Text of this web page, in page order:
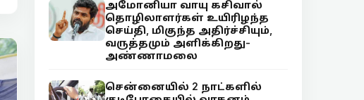
அமோனியா வாயு கசிவால்
தொழிலாளர்கள் உயிரிழந்த
செய்தி, மிகுந்த அதிர்ச்சியும்,
வருத்தமும் அளிக்கிறது-
அண்ணாமலை
சென்னையில் 2 நாட்களில்